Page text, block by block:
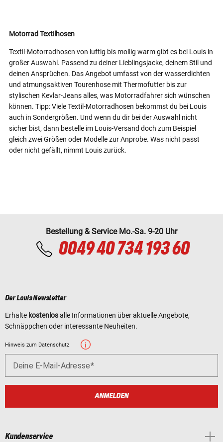
Motorrad Textilhosen
Textil-Motorradhosen von luftig bis mollig warm gibt es bei Louis in
großer Auswahl. Passend zu deiner Lieblingsjacke, deinem Stil und
deinen Ansprüchen. Das Angebot umfasst von der wasserdichten
und atmungsaktiven Tourenhose mit Thermofutter bis zur
stylischen Kevlar-Jeans alles, was Motorradfahrer sich wünschen
können. Tipp: Viele Textil-Motorradhosen bekommst du bei Louis
auch in Sondergrößen. Und wenn du dir bei der Auswahl nicht
sicher bist, dann bestelle im Louis-Versand doch zum Beispiel
gleich zwei Größen oder Modelle zur Anprobe. Was nicht passt
oder nicht gefällt, nimmt Louis zurück.
Bestellung & Service Mo.-Sa. 9-20 Uhr
0049 40 734 193 60
Der Louis Newsletter
Erhalte kostenlosalle Informationen über aktuelle Angebote,
Schnäppchen oder interessante Neuheiten.
Hinweis zum Datenschutz
Deine E-Mail-Adresse
ANMELDEN
Kundenservice